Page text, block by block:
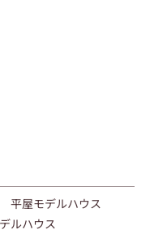
平屋モデルハウス
ルハウス